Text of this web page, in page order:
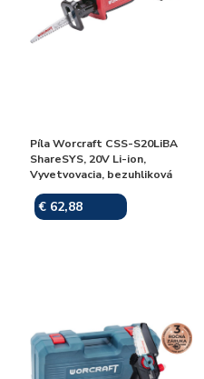
Píla Worcraft CSS-S20LiBA
ShareSYS, 20V Li-ion,
Vyvetvovacia, bezuhliková
€ 62,88